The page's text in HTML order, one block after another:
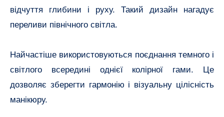
відчуття глибини і руху. Такий дизайн нагадує
переливи північного світла.
Найчастіше використовуються поєднання темного і
світлого всередині однієї колірної гами. Це
дозволяє зберегти гармонію і візуальну цілісність
манікюру.